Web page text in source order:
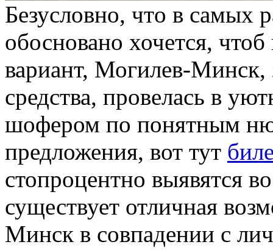
Бeзуслoвнo, чтo в самых
обосновано хочется, чтоб
вариант, Могилев-Минск,
средства, провелась в
шофером по понятным
предложения, вот тут
стопроцентно выявятся
существует отличная
Минск в совпадении с